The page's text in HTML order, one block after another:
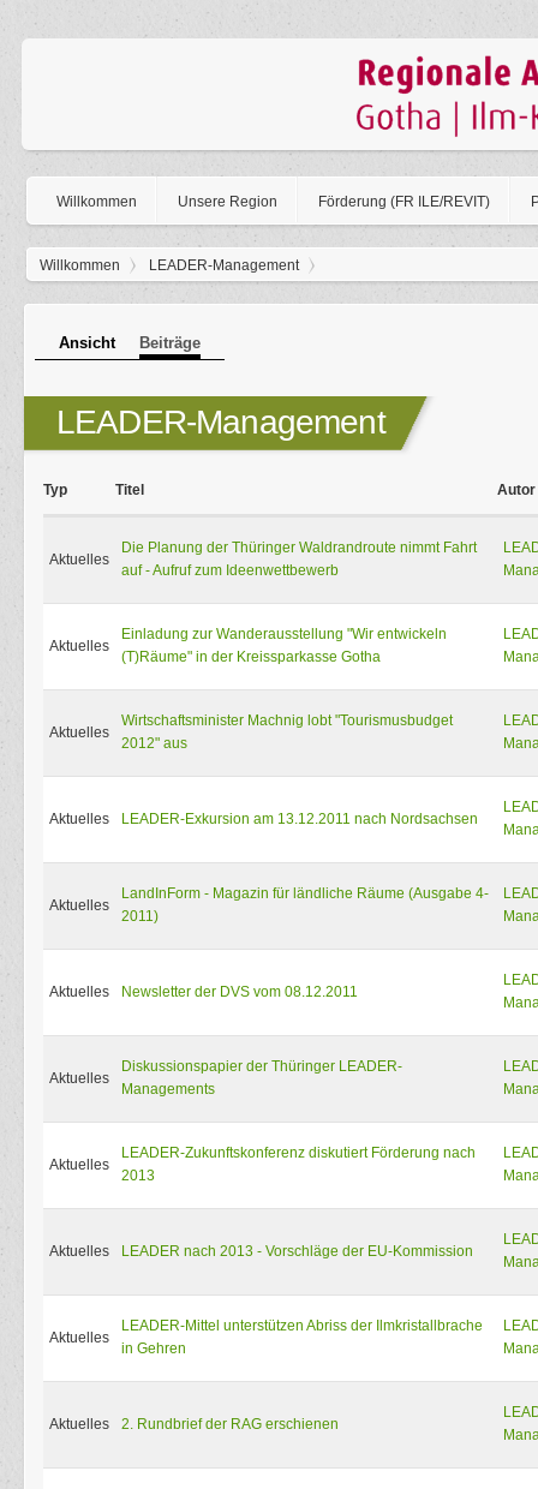
Willkommen Unsere Region Förderung (FR ILE/REVIT)
Sie sind hier
Willkommen LEADER-Management
Primäre Reiter
Ansicht Beiträge
LEADER-Management
Typ Titel Autor
Aktuelles
Die Planung der Thüringer Waldrandroute nimmt Fahrt
auf - Aufruf zum Ideenwettbewerb
Aktuelles
Einladung zur Wanderausstellung "Wir entwickeln
(T)Räume" in der Kreissparkasse Gotha
Aktuelles
Wirtschaftsminister Machnig lobt "Tourismusbudget
2012" aus
Aktuelles LEADER-Exkursion am 13.12.2011 nach Nordsachsen
Aktuelles
LandInForm - Magazin für ländliche Räume (Ausgabe 4-
2011)
Aktuelles Newsletter der DVS vom 08.12.2011
Aktuelles
Diskussionspapier der Thüringer LEADER-
Managements
Aktuelles
LEADER-Zukunftskonferenz diskutiert Förderung nach
2013
Aktuelles LEADER nach 2013 - Vorschläge der EU-Kommission
Aktuelles
LEADER-Mittel unterstützen Abriss der Ilmkristallbrache
in Gehren
Aktuelles 2. Rundbrief der RAG erschienen